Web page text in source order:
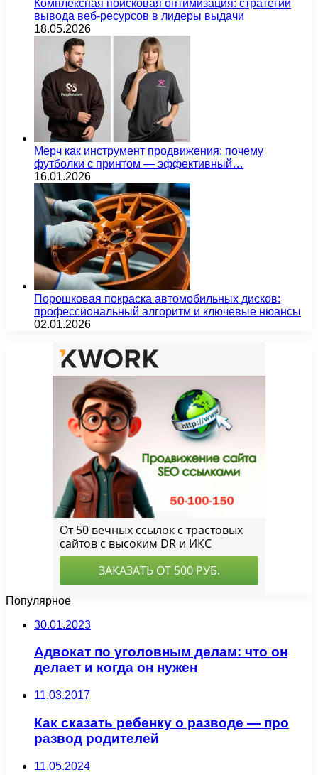
Комплексная поисковая оптимизация: стратегии
вывода веб-ресурсов в лидеры выдачи
18.05.2026
Мерч как инструмент продвижения: почему
футболки с принтом — эффективный…
16.01.2026
Порошковая покраска автомобильных дисков:
профессиональный алгоритм и ключевые нюансы
02.01.2026
Популярное
30.01.2023
Адвокат по уголовным делам: что он
делает и когда он нужен
11.03.2017
Как сказать ребенку о разводе — про
развод родителей
11.05.2024